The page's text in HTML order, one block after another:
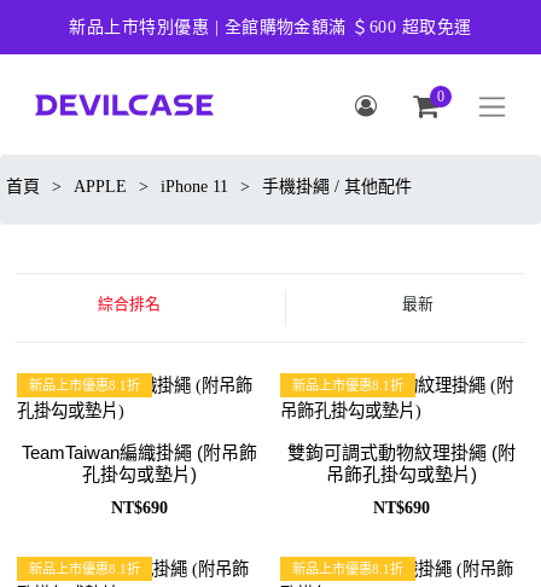
新品上市特別優惠 | 全館購物金額滿 ＄600 超取免運
0
首頁 > APPLE > iPhone 11 > 手機掛繩 / 其他配件
綜合排名 最新
新品上市優惠8.1折
TeamTaiwan編織掛繩 (附吊飾
孔掛勾或墊片)
NT$690
新品上市優惠8.1折
雙鉤可調式動物紋理掛繩 (附
吊飾孔掛勾或墊片)
NT$690
新品上市優惠8.1折 新品上市優惠8.1折